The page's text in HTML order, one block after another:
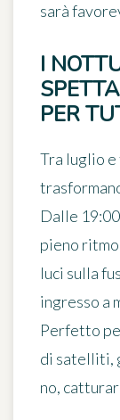
sarà
I
PER
Tra luglio
Dalle
pieno
luci sulla
ingresso a
Perfetto
di satelliti,
no,